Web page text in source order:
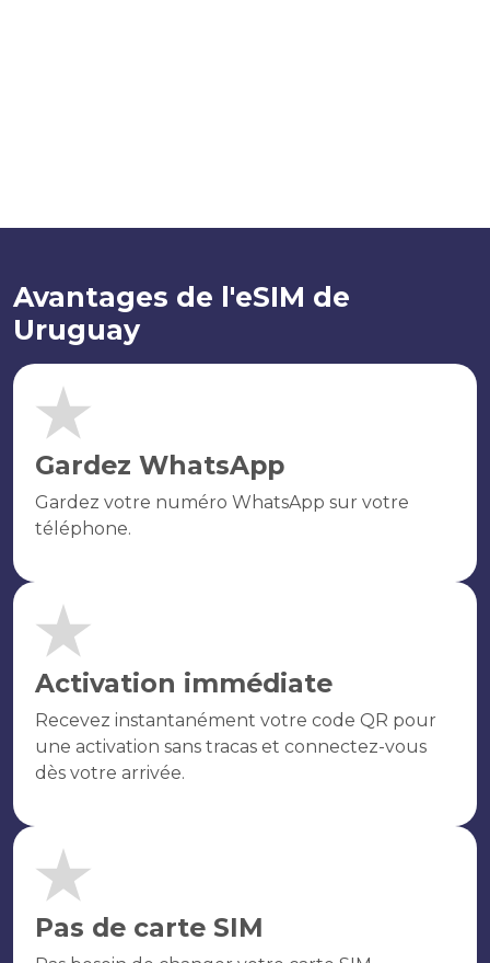
Avantages de l'eSIM de
Uruguay
Gardez WhatsApp
Gardez votre numéro WhatsApp sur votre
téléphone.
Activation immédiate
Recevez instantanément votre code QR pour
une activation sans tracas et connectez-vous
dès votre arrivée.
Pas de carte SIM